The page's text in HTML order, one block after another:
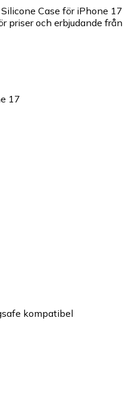
Case för iPhone 17
priser och erbjudande från
17
kompatibel